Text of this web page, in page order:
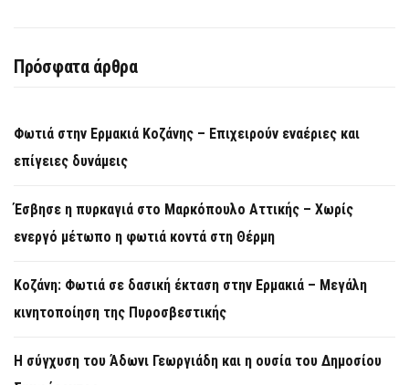
Πρόσφατα άρθρα
Φωτιά στην Ερμακιά Κοζάνης – Επιχειρούν εναέριες και
επίγειες δυνάμεις
Έσβησε η πυρκαγιά στο Μαρκόπουλο Αττικής – Χωρίς
ενεργό μέτωπο η φωτιά κοντά στη Θέρμη
Κοζάνη: Φωτιά σε δασική έκταση στην Ερμακιά – Μεγάλη
κινητοποίηση της Πυροσβεστικής
Η σύγχυση του Άδωνι Γεωργιάδη και η ουσία του Δημοσίου